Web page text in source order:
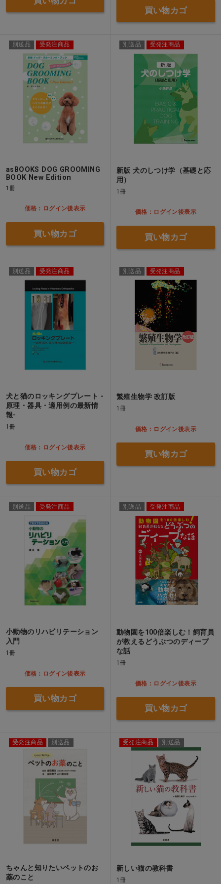
買い物カゴ
別送品 受発注商品
asBOOKS DOG GROOMING
BOOK New Edition
1冊
価格：ログイン後表示
買い物カゴ
別送品 受発注商品
新版 犬のしつけ学（基礎と応
用）
1冊
価格：ログイン後表示
買い物カゴ
別送品 受発注商品
犬と猫のロッキングプレート -
原理・器具・適用例の最新情
報-
1冊
価格：ログイン後表示
買い物カゴ
別送品 受発注商品
繁殖生物学 改訂版
1冊
価格：ログイン後表示
買い物カゴ
別送品 受発注商品
小動物のリハビリテーション
入門
1冊
価格：ログイン後表示
買い物カゴ
別送品 受発注商品
動物園を100倍楽しむ！飼育員
が教えるどうぶつのディープ
な話
1冊
価格：ログイン後表示
買い物カゴ
受発注商品 別送品
ちゃんと知りたいペットのお
薬のこと
受発注商品 別送品
新しい猫の教科書
1冊